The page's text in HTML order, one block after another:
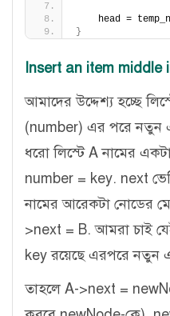
head =
}
Insert an item middle
আমাদের উদ্দেশ্য হচ্ছে
(number) এর পরে নতুন
ধরো লিস্টে A নামের
number = key. next
নামের আরেকটা নোডের
>next = B. আমরা চাই
key রয়েছে এরপরে নতুন
তাহলে A->next =